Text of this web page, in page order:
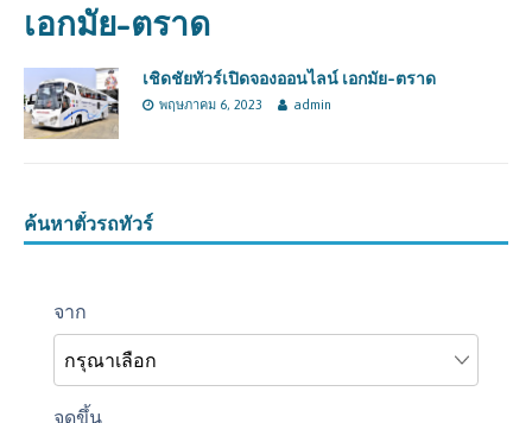
เอกมัย-ตราด
เชิดชัยทัวร์เปิดจองออนไลน์ เอกมัย-ตราด
พฤษภาคม 6, 2023 admin
ค้นหาตั๋วรถทัวร์